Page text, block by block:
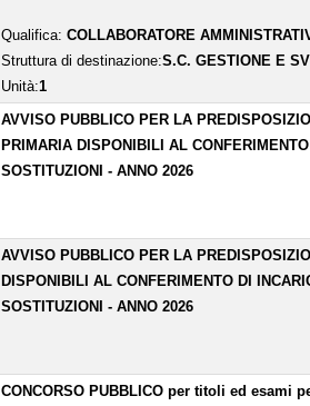
Qualifica: COLLABORATORE
Struttura di destinazione:S.C. GESTIONE E
Unità:1
AVVISO PUBBLICO PER LA
PRIMARIA DISPONIBILI AL
SOSTITUZIONI - ANNO 2026
AVVISO PUBBLICO PER LA
DISPONIBILI AL CONFERIMENTO DI
SOSTITUZIONI - ANNO 2026
CONCORSO PUBBLICO per titoli ed esami